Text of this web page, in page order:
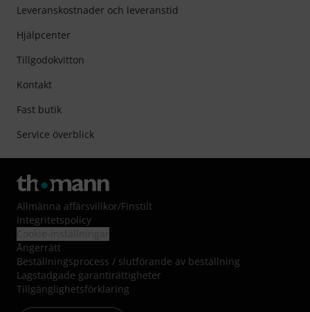
Leveranskostnader och leveranstid
Hjälpcenter
Tillgodokvitton
Kontakt
Fast butik
Service överblick
Allmänna affärsvillkor/Finstilt
Integritetspolicy
Ångerrätt
Beställningsprocess / slutförande av beställning
Lagstadgade garantirättigheter
Tillgänglighetsförklaring